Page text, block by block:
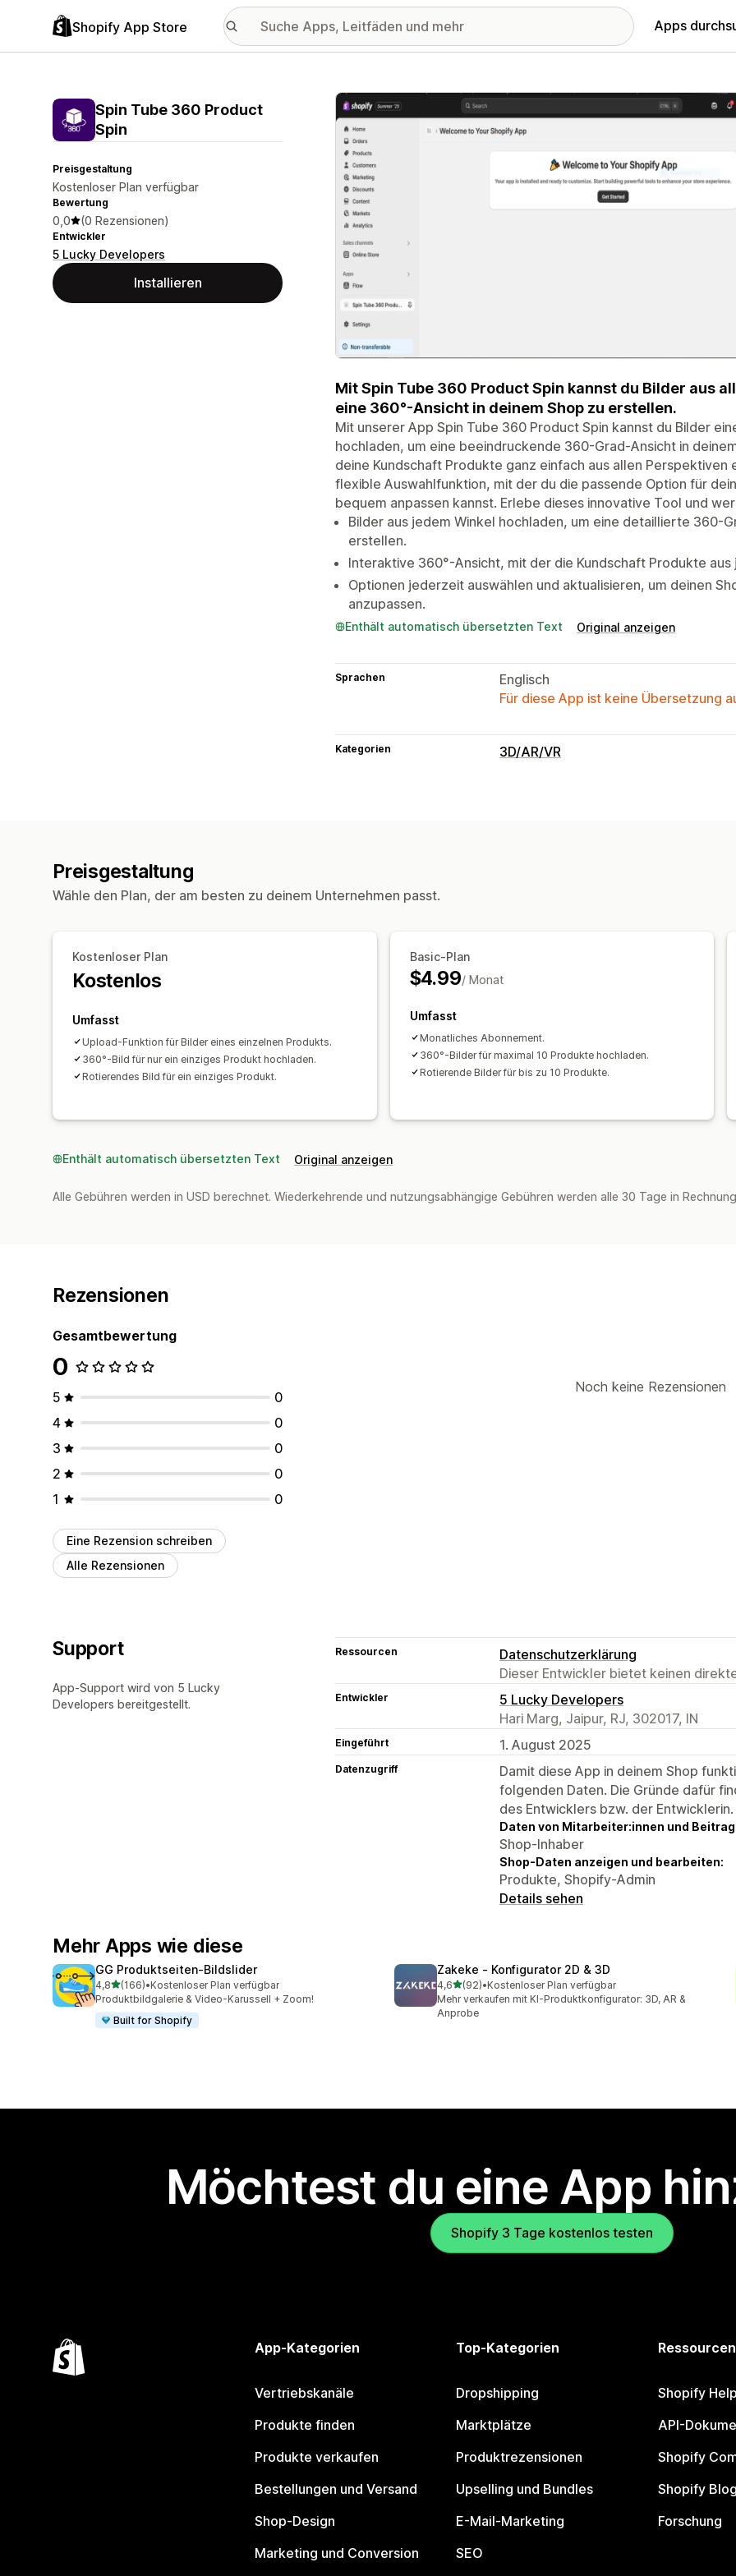
Shopify App Store Apps
Spin Tube 360 Product
Spin
Preisgestaltung
Kostenloser Plan verfügbar
Bewertung
0,0 (0 Rezensionen)
Entwickler
5 Lucky Developers
Installieren
Vorgestellte Bildergalerie
Mit Spin Tube 360 Product Spin kannst du Bilder aus
eine 360°-Ansicht in deinem Shop zu erstellen.
Mit unserer App Spin Tube 360 Product Spin kannst du Bilder
hochladen, um eine beeindruckende 360-Grad-Ansicht in
deine Kundschaft Produkte ganz einfach aus allen Perspektiven
flexible Auswahlfunktion, mit der du die passende Option für
bequem anpassen kannst. Erlebe dieses innovative Tool und
Bilder aus jedem Winkel hochladen, um eine detaillierte 360-
erstellen.
Interaktive 360°-Ansicht, mit der die Kundschaft Produkte
Optionen jederzeit auswählen und aktualisieren, um deinen
anzupassen.
Enthält automatisch übersetzten Text Original anzeigen
Sprachen
Englisch
Für diese App ist keine Übersetzung
Kategorien 3D/AR/VR
Preisgestaltung
Wähle den Plan, der am besten zu deinem Unternehmen passt.
Kostenloser Plan
Kostenlos
Umfasst
Upload-Funktion für Bilder eines einzelnen Produkts.
360°-Bild für nur ein einziges Produkt hochladen.
Rotierendes Bild für ein einziges Produkt.
Basic-Plan
$4.99/ Monat
Umfasst
Monatliches Abonnement.
360°-Bilder für maximal 10 Produkte hochladen.
Rotierende Bilder für bis zu 10 Produkte.
Enthält automatisch übersetzten Text Original anzeigen
Alle Gebühren werden in USD berechnet. Wiederkehrende und nutzungsabhängige Gebühren werden alle 30 Tage in
Rezensionen
Gesamtbewertung
0
5
0
4
0
3
0
2
0
1
0
Eine Rezension schreiben
Alle Rezensionen
Noch keine Rezensionen
Support
App-Support wird von 5 Lucky
Developers bereitgestellt.
Ressourcen
Datenschutzerklärung
Dieser Entwickler bietet keinen
Entwickler
5 Lucky Developers
Hari Marg, Jaipur, RJ, 302017, IN
Eingeführt 1. August 2025
Datenzugriff
Damit diese App in deinem Shop
folgenden Daten. Die Gründe dafür
des Entwicklers bzw. der Entwicklerin.
Daten von Mitarbeiter:innen und
Shop-Inhaber
Shop-Daten anzeigen und bearbeiten:
Produkte, Shopify-Admin
Details sehen
Mehr Apps wie diese
GG Produktseiten‑Bildslider
4,8von 5 Sternen
(166)
166 Rezensionen insgesamt
•Kostenloser Plan verfügbar
Produktbildgalerie & Video-Karussell + Zoom!
Built for Shopify
Zakeke ‑ Konfigurator 2D & 3D
4,6von 5 Sternen
(92)
92 Rezensionen insgesamt
•Kostenloser Plan verfügbar
Mehr verkaufen mit KI-Produktkonfigurator: 3D, AR &
Anprobe
Möchtest du eine App
Shopify 3 Tage kostenlos testen
App-Kategorien
Vertriebskanäle
Produkte finden
Produkte verkaufen
Bestellungen und Versand
Shop-Design
Marketing und Conversion
Top-Kategorien
Dropshipping
Marktplätze
Produktrezensionen
Upselling und Bundles
E-Mail-Marketing
SEO
Ressourcen
Shopify
API-
Shopify
Shopify Blog
Forschung